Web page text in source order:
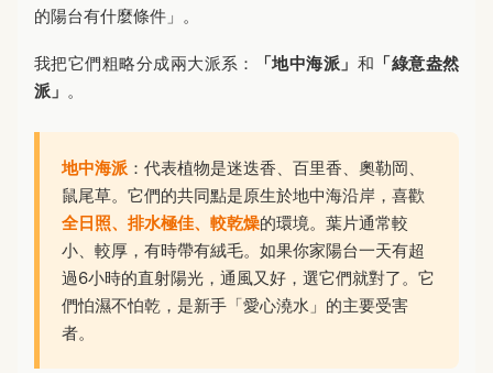
的陽台有什麼條件」。
我把它們粗略分成兩大派系： 「地中海派」 和 「綠意盎然
派」 。
地中海派 ：代表植物是迷迭香、百里香、奧勒岡、
鼠尾草。它們的共同點是原生於地中海沿岸，喜歡
全日照、排水極佳、較乾燥的環境。葉片通常較
小、較厚，有時帶有絨毛。如果你家陽台一天有超
過6小時的直射陽光，通風又好，選它們就對了。它
們怕濕不怕乾，是新手「愛心澆水」的主要受害
者。